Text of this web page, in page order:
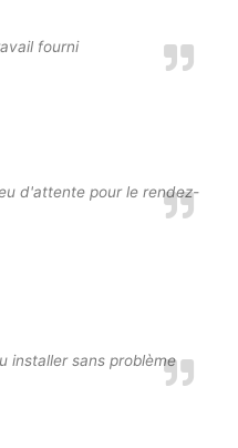
fourni
d'attente pour le rendez-
installer sans problème